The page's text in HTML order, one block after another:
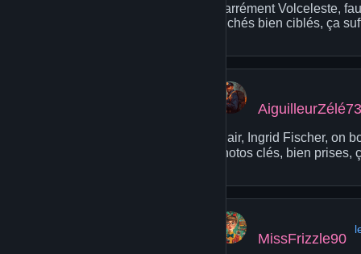
Carrément Volceleste,
clichés bien ciblés, ça
AiguilleurZélé73
Clair, Ingrid Fischer, on
photos clés, bien
MissFrizzle90